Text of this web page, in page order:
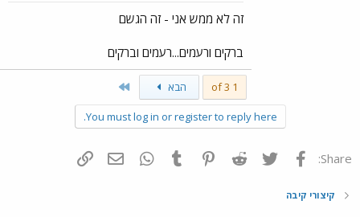
זה לא ממש אני - זה הגשם
ברקים ורעמים...רעמים וברקים
1 of 3 הבא
You must log in or register to reply here.
Share: פייסבוק Twitter
Reddit
Pinterest
Tumblr
WhatsAppדואר אלקטרוני
קיצורי קיבה